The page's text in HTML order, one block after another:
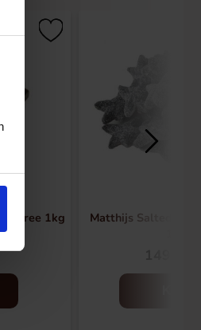
1kg
Matthijs Salted